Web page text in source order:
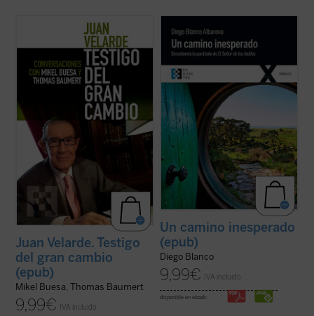
Pocas personas encarnan mejor que Juan
Velarde, decano de los economistas
españoles, la historia de nuestro país en los
últimos 60 años. Y no sólo por su relevante
papel en el desarrollo de la economía como
disciplina académica en España ...
Juan Velarde. Testigo
del gran cambio
(epub)
Mikel Buesa, Thomas Baumert
9,99€ IVA incluido
queda un Anillo y, aunque no lo sepas, lo
tienes tú. Sal de la comodidad de tu agujero
hobbity ponte en camino con la comunidad
para siempre. Tendrás ...
Un camino inesperado
(epub)
Diego Blanco
9,99€ IVA incluido
disponible en ebook: